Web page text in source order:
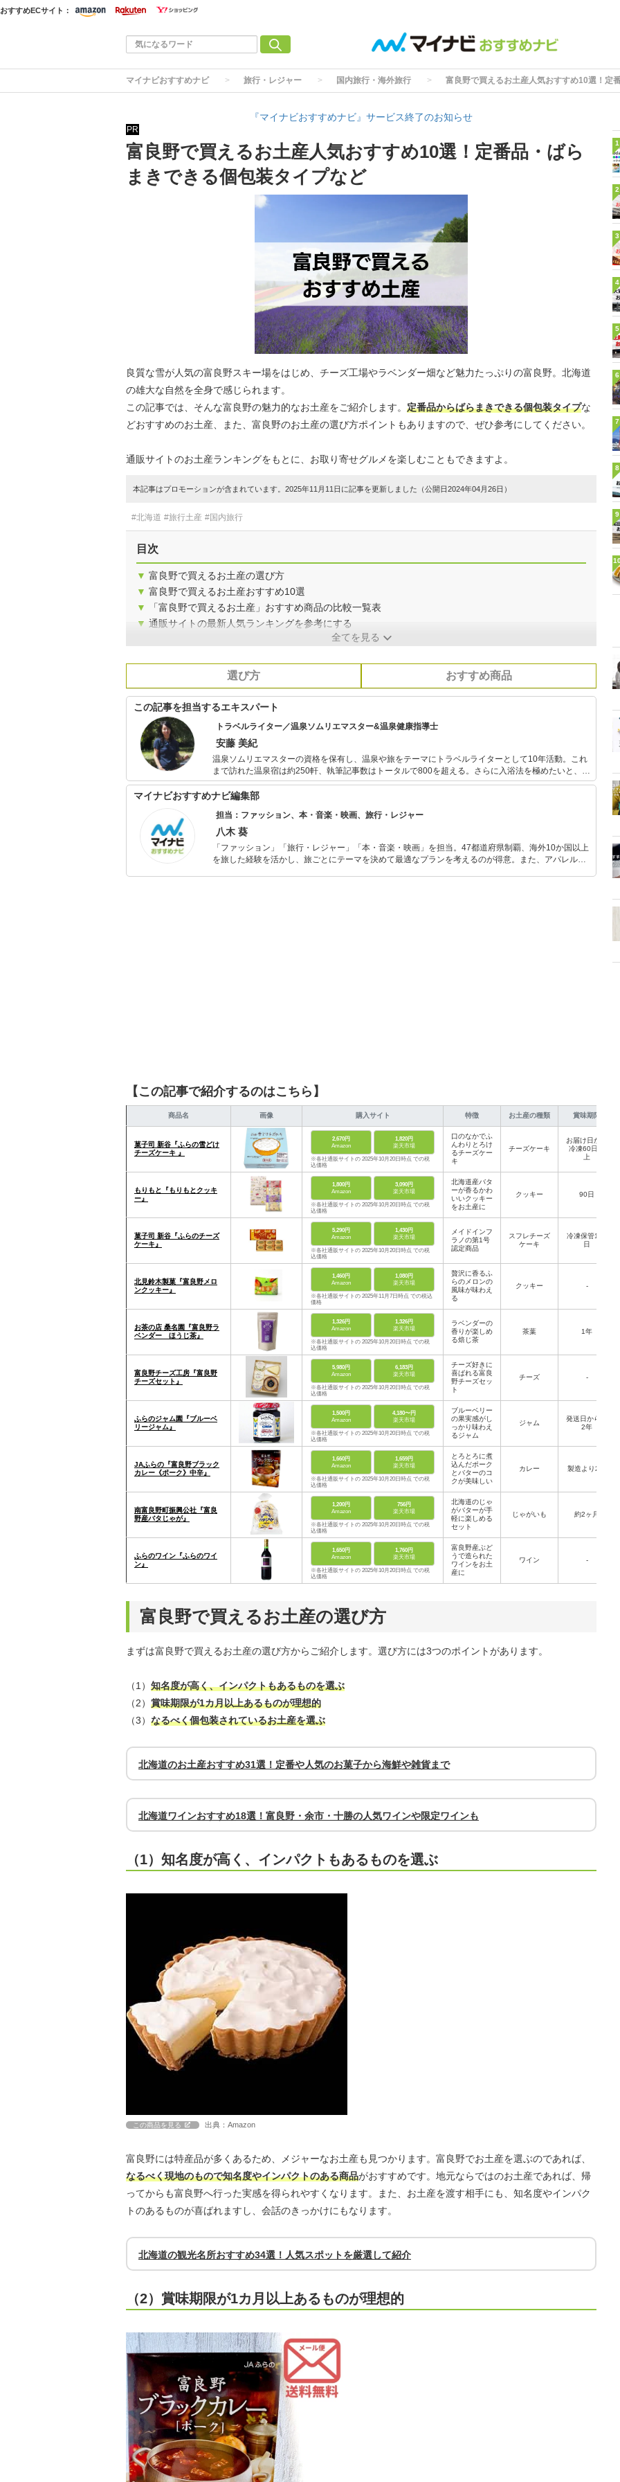
おすすめECサイト：
マイナビおすすめナビ 旅行・レジャー 国内旅行・海外旅行 富良野で買えるお土産人気おすすめ10選！定
『マイナビおすすめナビ』サービス終了のお知らせ
PR
富良野で買えるお土産人気おすすめ10選！定番品・ばら
まきできる個包装タイプなど
良質な雪が人気の富良野スキー場をはじめ、チーズ工場やラベンダー畑など魅力たっぷりの富良野。北海道
の雄大な自然を全身で感じられます。
この記事では、そんな富良野の魅力的なお土産をご紹介します。 定番品からばらまきできる個包装タイプな
どおすすめのお土産、また、富良野のお土産の選び方ポイントもありますので、ぜひ参考にしてください。
通販サイトのお土産ランキングをもとに、お取り寄せグルメを楽しむこともできますよ。
本記事はプロモーションが含まれています。2025年11月11日に記事を更新しました（公開日2024年04月26日）
#北海道 #旅行土産 #国内旅行
目次
▼ 富良野で買えるお土産の選び方
▼ 富良野で買えるお土産おすすめ10選
▼
「富良野で買えるお土産」おすすめ商品の比較一覧表
▼ 通販サイトの最新人気ランキングを参考にする
全てを見る
選び方 おすすめ商品
この記事を担当するエキスパート
トラベルライター／温泉ソムリエマスター&温泉健康指導士
安藤 美紀
温泉ソムリエマスターの資格を保有し、温泉や旅をテーマにトラベルライターとして10年活動。これ
まで訪れた温泉宿は約250軒、執筆記事数はトータルで800を超える。さらに入浴法を極めたいと、温
泉健康指導士の資格も取得。お家でも入浴剤や入浴法を研究しながら温泉気分を楽しんでいる。
マイナビおすすめナビ編集部
担当：ファッション、本・音楽・映画、旅行・レジャー
八木 葵
「ファッション」「旅行・レジャー」「本・音楽・映画」を担当。47都道府県制覇、海外10か国以上
を旅した経験を活かし、旅ごとにテーマを決めて最適なプランを考えるのが得意。また、アパレルシ
【この記事で紹介するのはこちら】
商品名 画像 購入サイト 特徴 お土産の種類 賞味期限
菓子司 新谷『ふらの雪どけ
チーズケーキ 』
2,670円
Amazon
1,820円
楽天市場
※各社通販サイトの 2025年10月20日時点 での税
込価格
口のなかでふ
んわりとろけ
るチーズケー
キ
チーズケーキ
お届け日から
冷凍60日以
上
もりもと『もりもとクッキ
ー』
1,800円
Amazon
3,090円
楽天市場
※各社通販サイトの 2025年10月20日時点 での税
込価格
北海道産バタ
ーが香るかわ
いいクッキー
をお土産に
クッキー 90日
菓子司 新谷『ふらのチーズ
ケーキ』
5,290円
Amazon
1,430円
楽天市場
※各社通販サイトの 2025年10月20日時点 での税
込価格
メイドインフ
ラノの第1号
認定商品
スフレチーズ
ケーキ
冷凍保管120
日
北見鈴木製菓『富良野メロ
ンクッキー』
1,460円
Amazon
1,080円
楽天市場
※各社通販サイトの 2025年11月7日時点 での税込
価格
贅沢に香るふ
らのメロンの
風味が味わえ
る
クッキー -
お茶の店 桑名園『富良野ラ
ベンダー ほうじ茶』
1,326円
Amazon
1,326円
楽天市場
※各社通販サイトの 2025年10月20日時点 での税
込価格
ラベンダーの
香りが楽しめ
る焙じ茶
茶葉 1年
富良野チーズ工房『富良野
チーズセット』
5,980円
Amazon
6,183円
楽天市場
※各社通販サイトの 2025年10月20日時点 での税
込価格
チーズ好きに
喜ばれる富良
野チーズセッ
ト
チーズ -
ふらのジャム園『ブルーベ
リージャム』
1,500円
Amazon
4,180〜円
楽天市場
※各社通販サイトの 2025年10月20日時点 での税
込価格
ブルーベリー
の果実感がし
っかり味わえ
るジャム
ジャム
発送日から約
2年
JAふらの『富良野ブラック
カレー《ポーク》中辛』
1,660円
Amazon
1,659円
楽天市場
※各社通販サイトの 2025年10月20日時点 での税
込価格
とろとろに煮
込んだポーク
とバターのコ
クが美味しい
カレー 製造より2年
南富良野町振興公社『富良
野産バタじゃが』
1,200円
Amazon
756円
楽天市場
※各社通販サイトの 2025年10月20日時点 での税
込価格
北海道のじゃ
がバターが手
軽に楽しめる
セット
じゃがいも 約2ヶ月
ふらのワイン『ふらのワイ
ン』
1,650円
Amazon
1,760円
楽天市場
※各社通販サイトの 2025年10月20日時点 での税
込価格
富良野産ぶど
うで造られた
ワインをお土
産に
ワイン -
富良野で買えるお土産の選び方
まずは富良野で買えるお土産の選び方からご紹介します。選び方には3つのポイントがあります。
（1） 知名度が高く、インパクトもあるものを選ぶ
（2） 賞味期限が1カ月以上あるものが理想的
（3） なるべく個包装されているお土産を選ぶ
北海道のお土産おすすめ31選！定番や人気のお菓子から海鮮や雑貨まで
北海道ワインおすすめ18選！富良野・余市・十勝の人気ワインや限定ワインも
（1）知名度が高く、インパクトもあるものを選ぶ
この商品を見る 出典：Amazon
富良野には特産品が多くあるため、メジャーなお土産も見つかります。富良野でお土産を選ぶのであれば、
なるべく現地のもので知名度やインパクトのある商品がおすすめです。地元ならではのお土産であれば、帰
ってからも富良野へ行った実感を得られやすくなります。また、お土産を渡す相手にも、知名度やインパク
トのあるものが喜ばれますし、会話のきっかけにもなります。
北海道の観光名所おすすめ34選！人気スポットを厳選して紹介
（2）賞味期限が1カ月以上あるものが理想的
1
2
3
4
5
6
7
8
9